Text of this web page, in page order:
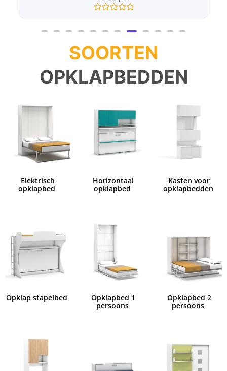
uit
SOORTEN
OPKLAPBEDDEN
Elektrisch
opklapbed
Horizontaal
opklapbed
Kasten voor
opklapbedden
Opklap stapelbed
Opklapbed 1
persoons
Opklapbed 2
persoons